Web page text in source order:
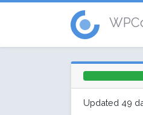
Updated 49